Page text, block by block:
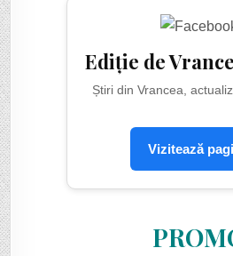
Ediție de
Știri din Vrancea,
Vizitează